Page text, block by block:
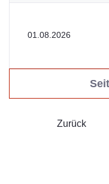
01.08.2026
Zurück